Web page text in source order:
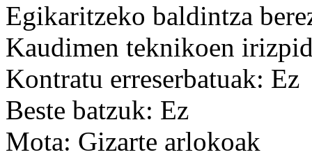
Egikaritzeko baldintza
Kaudimen teknikoen
Kontratu erreserbatuak: Ez
Beste batzuk: Ez
Mota: Gizarte arlokoak